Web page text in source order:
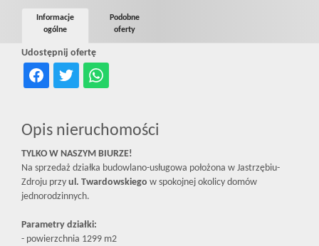
Udostępnij ofertę
Informacje
ogólne
Podobne
oferty
Opis nieruchomości
TYLKO W NASZYM BIURZE!
Na sprzedaż działka budowlano-usługowa położona w Jastrzębiu-
Zdroju przy ul. Twardowskiego w spokojnej okolicy domów
jednorodzinnych.
Parametry działki:
- powierzchnia 1299 m2